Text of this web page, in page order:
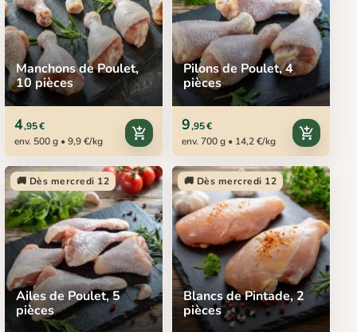
Manchons de Poulet,
10 pièces
4,95 €
env. 500 g • 9,9 €/kg
add_shopping_cart
Pilons de Poulet, 4
pièces
9,95 €
env. 700 g • 14,2 €/kg
add_shopping_cart
🚚 Dès mercredi 12
Ailes de Poulet, 5
pièces
🚚 Dès mercredi 12
Blancs de Pintade, 2
pièces